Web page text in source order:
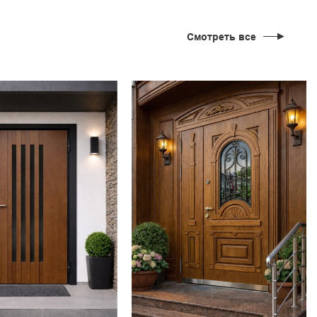
Смотреть все